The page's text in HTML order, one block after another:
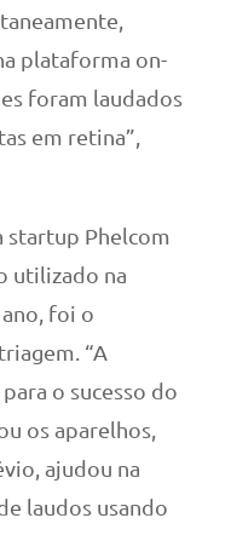
plataforma on-
foram laudados
em retina”,
startup Phelcom
utilizado na
foi o
“A
o sucesso do
os aparelhos,
ajudou na
laudos usando